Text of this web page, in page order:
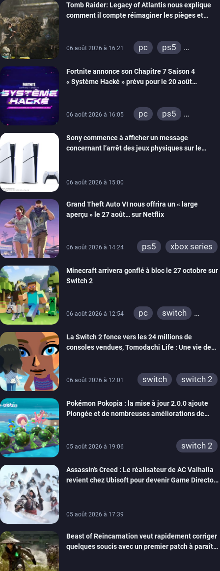
switch 2
Tomb Raider: Legacy of Atlantis nous explique
comment il compte réimaginer les pièges et
06 août 2026 à 16:21 pc
ps5
switch 2
Fortnite annonce son Chapitre 7 Saison 4
« Système Hacké » prévu pour le 20 août
06 août 2026 à 16:05 pc
ps5
switch
ios
android
ps4
Sony commence à afficher un message
concernant l’arrêt des jeux physiques sur le
06 août 2026 à 15:00
Grand Theft Auto VI nous offrira un « large
aperçu » le 27 août… sur Netflix
06 août 2026 à 14:24 ps5 xbox series
Minecraft arrivera gonflé à bloc le 27 octobre sur
Switch 2
06 août 2026 à 12:54 pc
switch
xbox one
wiiu
3ds
ps3
switch 2
La Switch 2 fonce vers les 24 millions de
consoles vendues, Tomodachi Life : Une vie de
06 août 2026 à 12:01 switch switch 2
Pokémon Pokopia : la mise à jour 2.0.0 ajoute
Plongée et de nombreuses améliorations de
05 août 2026 à 19:06 switch 2
Assassin’s Creed : Le réalisateur de AC Valhalla
revient chez Ubisoft pour devenir Game Director
05 août 2026 à 17:39
Beast of Reincarnation veut rapidement corriger
quelques soucis avec un premier patch à paraître